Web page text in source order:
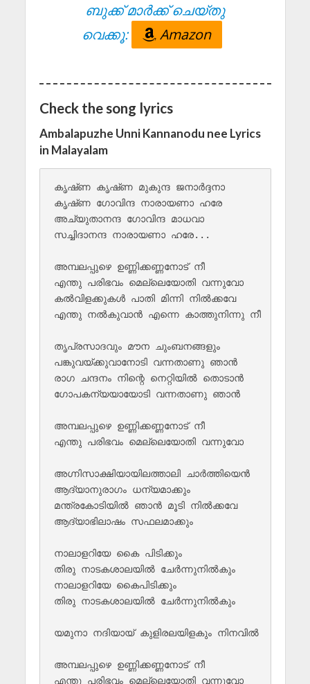
ബുക്ക് മാർക്ക് ചെയ്തു
വെക്കൂ:
Amazon
Check the song lyrics
Ambalapuzhe Unni Kannanodu nee Lyrics
in Malayalam
കൃഷ്‌ണ കൃഷ്‌ണ മുകുന്ദ ജനാർദ്ദനാ
കൃഷ്‌ണ ഗോവിന്ദ നാരായണാ ഹരേ
അച്യുതാനന്ദ ഗോവിന്ദ മാധവാ
സച്ചിദാനന്ദ നാരായണാ ഹരേ...
അമ്പലപ്പുഴെ ഉണ്ണിക്കണ്ണനോട് നീ
എന്തു പരിഭവം മെല്ലെയോതി വന്നുവോ
കൽ‌വിളക്കുകൾ പാതി മിന്നി നിൽ‌ക്കവേ
എന്തു നൽകുവാൻ എന്നെ കാത്തുനിന്നു നീ
തൃപ്രസാദവും മൗന ചുംബനങ്ങളും
പങ്കുവയ്ക്കുവാനോടി വന്നതാണു ഞാൻ
രാഗ ചന്ദനം നിന്റെ നെറ്റിയിൽ തൊടാൻ
ഗോപകന്യയായോടി വന്നതാണു ഞാൻ
അമ്പലപ്പുഴെ ഉണ്ണിക്കണ്ണനോട് നീ
എന്തു പരിഭവം മെല്ലെയോതി വന്നുവോ
അഗ്നിസാക്ഷിയായിലത്താലി ചാർത്തിയെൻ
ആദ്യാനുരാഗം ധന്യമാക്കും
മന്ത്രകോടിയിൽ ഞാൻ മൂടി നിൽക്കവേ
ആദ്യാഭിലാഷം സഫലമാക്കും
നാ‍ലാളറിയേ കൈ പിടിക്കും
തിരു നാടകശാലയിൽ ചേർന്നുനിൽകും
നാ‍ലാളറിയേ കൈപിടിക്കും
തിരു നാടകശാലയിൽ ചേർന്നുനിൽകും
യമുനാ നദിയായ് കുളിരലയിളകും നിനവിൽ
അമ്പലപ്പുഴെ ഉണ്ണിക്കണ്ണനോട് നീ
എന്തു പരിഭവം മെല്ലെയോതി വന്നുവോ